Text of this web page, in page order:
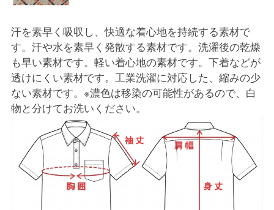
汗を素早く吸収し、快適な着心地を持続する素材で
す。汗や水を素早く発散する素材です。洗濯後の乾燥
も早い素材です。軽い着心地の素材です。下着などが
透けにくい素材です。工業洗濯に対応した、縮みの少
ない素材です。※濃色は移染の可能性があるので、白
物と分けてお洗いください。